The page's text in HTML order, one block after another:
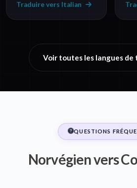
Traduire vers Italian
Voir toutes les langues
QUESTIONS
Norvégien vers